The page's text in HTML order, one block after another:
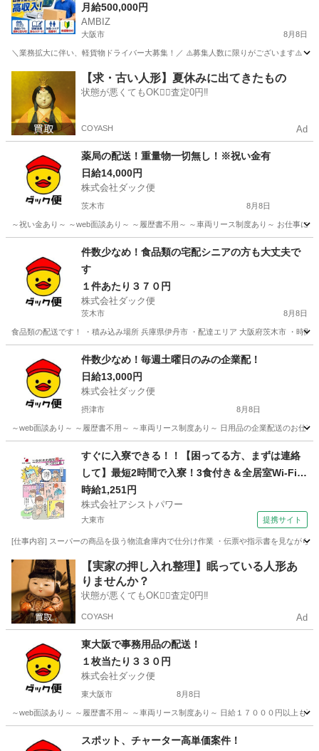
月給500,000円
AMBIZ
大阪市 8月8日
＼業務拡大に伴い、軽貨物ドライバー大募集！／ ⚠️募集人数に限りがございます⚠️
物流 貨物
【求・古い人形】夏休みに出てきたもの
状態が悪くてもOK🙆‍♀️査定0円‼️
COYASH Ad
薬局の配送！重量物一切無し！※祝い金有
日給14,000円
株式会社ダック便
茨木市 8月8日
～祝い金あり～ ～web面談あり～ ～履歴書不用～ ～車両リース制度あり～ お仕事に
配送 業務
件数少なめ！食品類の宅配シニアの方も大丈夫で
す
１件あたり３７０円
株式会社ダック便
茨木市 8月8日
食品類の配送です！ ・積み込み場所 兵庫県伊丹市 ・配達エリア 大阪府茨木市 ・時
配送 シニア
件数少なめ！毎週土曜日のみの企業配！
日給13,000円
株式会社ダック便
摂津市 8月8日
～web面談あり～ ～履歴書不用～ ～車両リース制度あり～ 日用品の企業配送のお仕
配送
すぐに入寮できる！！【困ってる方、まずは連絡
して】最短2時間で入寮！3食付き＆全居室Wi-Fi有
り！調味料のピッキング作業【お迎え＆即入寮o
k!!】
時給1,251円
株式会社アシストパワー
大東市 提携サイト
[仕事内容] スーパーの商品を扱う物流倉庫内で仕分け作業 ・伝票や指示書を見ながら
大阪 大東市 その他
【実家の押し入れ整理】眠っている人形あ
りませんか？
状態が悪くてもOK🙆‍♀️査定0円‼️
COYASH Ad
東大阪で事務用品の配送！
１枚当たり３３０円
株式会社ダック便
東大阪市 8月8日
～web面談あり～ ～履歴書不用～ ～車両リース制度あり～ 日給１７０００円以上も
配送 積み込み
スポット、チャーター高単価案件！